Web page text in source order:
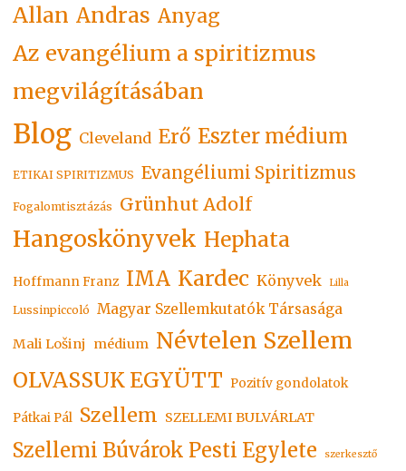
áldozat"
Allan Andras Anyag
Az evangélium a spiritizmus
megvilágításában
Blog Cleveland Erő Eszter médium
ETIKAI SPIRITIZMUS Evangéliumi Spiritizmus
Fogalomtisztázás Grünhut Adolf
Hangoskönyvek Hephata
Hoffmann Franz IMA Kardec Könyvek Lilla
Lussinpiccoló Magyar Szellemkutatók Társasága
Mali Lošinj médium Névtelen Szellem
OLVASSUK EGYÜTT Pozitív gondolatok
Pátkai Pál Szellem SZELLEMI BULVÁRLAT
Szellemi Búvárok Pesti Egylete szerkesztő